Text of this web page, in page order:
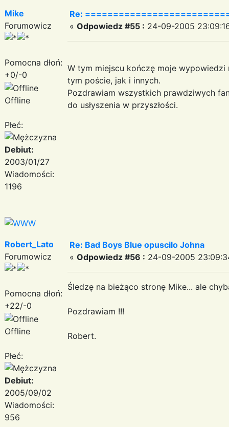
Mike
Forumowicz
Pomocna dłoń:
+0/-0
Offline
Płeć:
Debiut:
2003/01/27
Wiadomości:
1196
Re:
« Odpowiedz #55 : 24-09-2005
W tym miejscu kończę moje
tym poście, jak i innych.
Pozdrawiam wszystkich prawdziwych
do usłyszenia w przyszłości.
Robert_Lato
Forumowicz
Pomocna dłoń:
+22/-0
Offline
Płeć:
Debiut:
2005/09/02
Wiadomości:
956
Re: Bad Boys Blue opuscilo Johna
« Odpowiedz #56 : 24-09-2005
Śledzę na bieżąco stronę Mike... ale
Pozdrawiam !!!
Robert.